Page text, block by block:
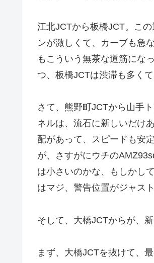
江北JCTから板橋JCT。こ
ンが激しくて、カーブも急
もこういう無茶な道筋にな
つ、板橋JCTは渋滞も多くて
さて、熊野町JCTから山手
ネルは、流石に新しいだけ
配があって、スピードも安
が、さすがにウチの
は小さいのかな、もしかし
はマジ、警告位置がジャス
そして、大橋JCTからが、
まず、大橋JCTを抜けて、